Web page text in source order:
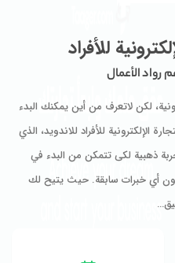
للأفراد
رواد الأعمال
لكن لاتعرف من أين يمكنك البدء
الإلكترونية للأفراد للاندويد، الذي
ذهبية لكى تتمكن من البدء في
أي خبرات سابقة. حيث يتيح لك